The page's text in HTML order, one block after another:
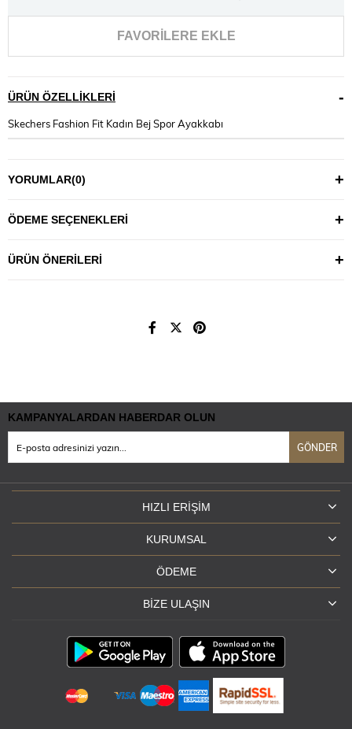
FAVORILERE EKLE
ÜRÜN ÖZELLIKLERI
Skechers Fashion Fit Kadın Bej Spor Ayakkabı
YORUMLAR(0)
ÖDEME SEÇENEKLERI
ÜRÜN ÖNERILERI
KAMPANYALARDAN HABERDAR OLUN
GÖNDER
HIZLI ERIŞIM
KURUMSAL
ÖDEME
BIZE ULAŞIN